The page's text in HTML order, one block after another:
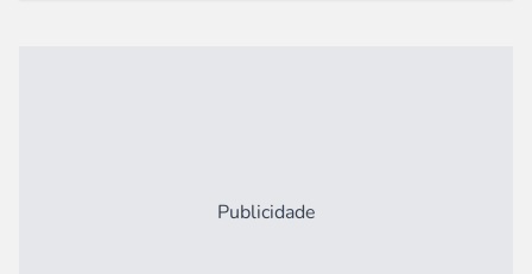
Publicidade